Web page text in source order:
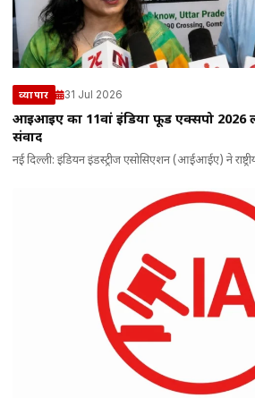
व्यापार 31 Jul 2026
आईआईए का 11वां इंडिया फूड एक्सपो 2026
संवाद
नई दिल्ली: इंडियन इंडस्ट्रीज एसोसिएशन (आईआईए) ने